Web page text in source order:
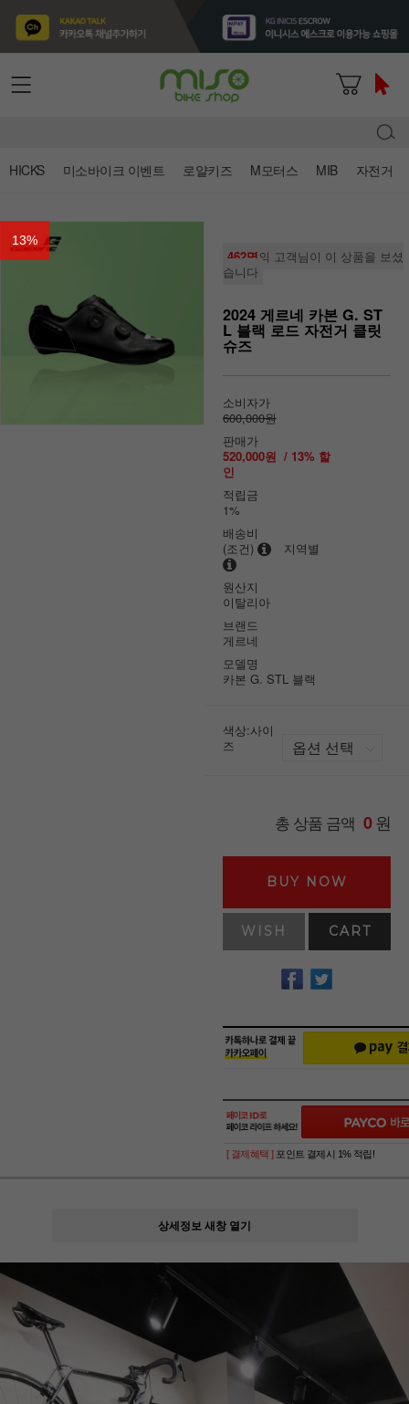
HICKS 미소바이크 이벤트 로얄키즈 M모터스 MIB 자전거
13%
462명의 고객님이 이 상품을 보셨
습니다
2024 게르네 카본 G. ST
L 블랙 로드 자전거 클릿
슈즈
소비자가
600,000원
판매가
520,000원 / 13% 할
인
적립금
1%
배송비
(조건)
지역별
원산지
이탈리아
브랜드
게르네
모델명
카본 G. STL 블랙
색상:사이
즈
총 상품 금액 0원
BUY NOW
WISH CART
[ 결제혜택 ] 포인트 결제시 1% 적립!
상세정보 새창 열기